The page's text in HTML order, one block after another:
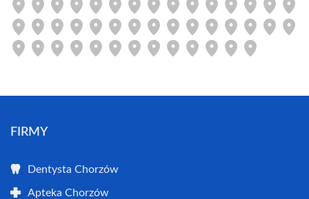
FIRMY
Dentysta Chorzów
Apteka Chorzów